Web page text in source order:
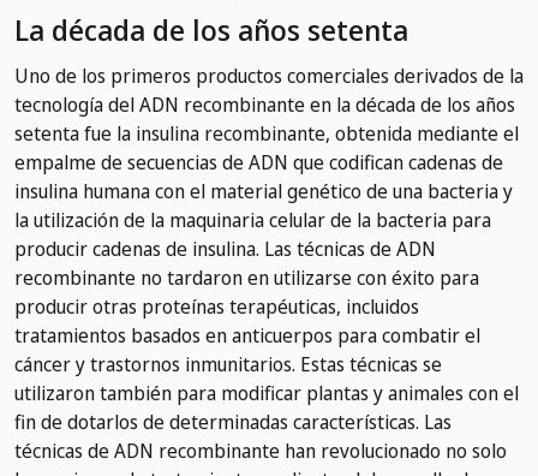
La década de los años setenta
Uno de los primeros productos comerciales derivados de la
tecnología del ADN recombinante en la década de los años
setenta fue la insulina recombinante, obtenida mediante el
empalme de secuencias de ADN que codifican cadenas de
insulina humana con el material genético de una bacteria y
la utilización de la maquinaria celular de la bacteria para
producir cadenas de insulina. Las técnicas de ADN
recombinante no tardaron en utilizarse con éxito para
producir otras proteínas terapéuticas, incluidos
tratamientos basados en anticuerpos para combatir el
cáncer y trastornos inmunitarios. Estas técnicas se
utilizaron también para modificar plantas y animales con el
fin de dotarlos de determinadas características. Las
técnicas de ADN recombinante han revolucionado no solo